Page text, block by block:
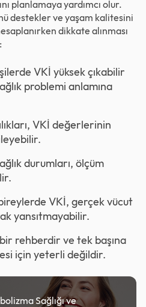
planlamaya yardımcı olur.
destekler ve yaşam kalitesini
dikkate alınması
VKİ yüksek çıkabilir
problemi anlamına
VKİ değerlerinin
durumları, ölçüm
VKİ, gerçek vücut
yansıtmayabilir.
rehberdir ve tek başına
için yeterli değildir.
Sağlığı ve